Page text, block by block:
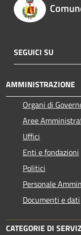
SEGUICI SU
AMMINISTRAZIONE
Organi di
Aree
Uffici
Enti e fondazioni
Politici
Personale
Documenti e dati
CATEGORIE DI